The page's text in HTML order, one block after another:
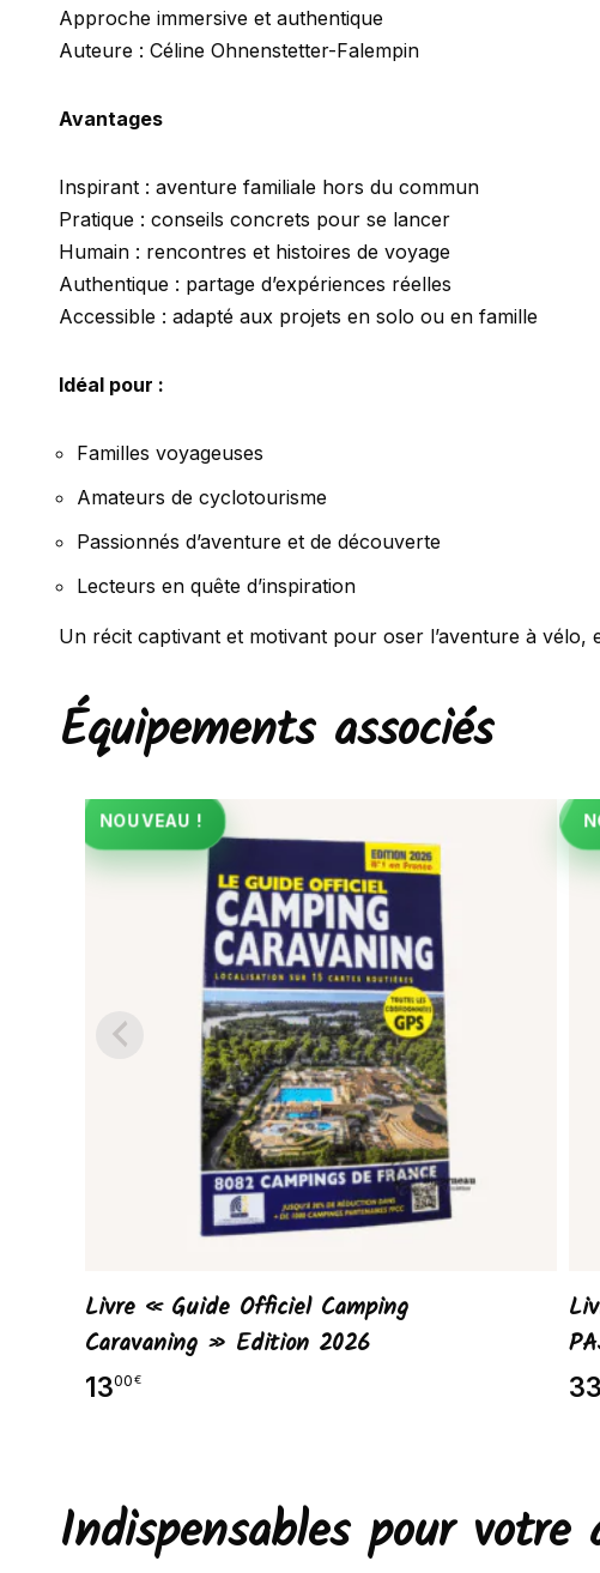
Approche immersive et authentique
Auteure : Céline Ohnenstetter-Falempin
Avantages
Inspirant : aventure familiale hors du commun
Pratique : conseils concrets pour se lancer
Humain : rencontres et histoires de voyage
Authentique : partage d’expériences réelles
Accessible : adapté aux projets en solo ou en famille
Idéal pour :
Familles voyageuses
Amateurs de cyclotourisme
Passionnés d’aventure et de découverte
Lecteurs en quête d’inspiration
Un récit captivant et motivant pour oser l’aventure à
Équipements associés
NOUVEAU !
Livre « Guide Officiel Camping
Caravaning » Edition 2026
1300 €
Indispensables pour votre